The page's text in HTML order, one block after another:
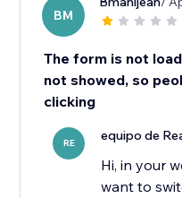
BM
The form is not
not showed, so
clicking
RE equipo de
Hi, in your
want to